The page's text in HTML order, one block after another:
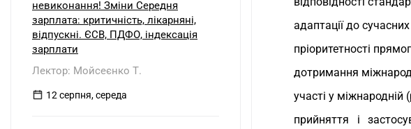
адаптації до
пріоритетності
дотримання
участі у міжнародній
прийняття і
невиконання! Зміни Середня
зарплата: критичність, лікарняні,
відпускні. ЄСВ, ПДФО, індексація
зарплати
Лектор: Мойсеєнко Т.
12 серпня, середа